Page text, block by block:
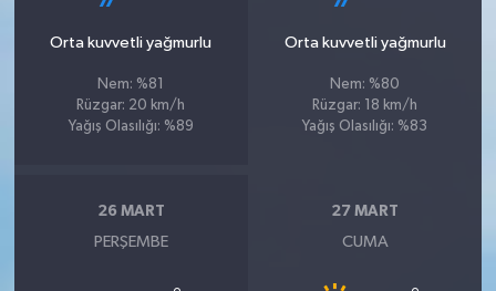
Orta kuvvetli yağmurlu
Nem: %81
Rüzgar: 20 km/h
Yağış Olasılığı: %89
Orta kuvvetli yağmurlu
Nem: %80
Rüzgar: 18 km/h
Yağış Olasılığı: %83
26 MART
PERŞEMBE
27 MART
CUMA